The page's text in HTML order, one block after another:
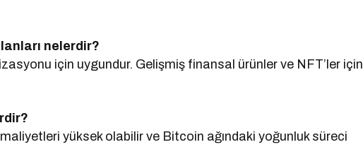
nelerdir?
için uygundur. Gelişmiş finansal ürünler ve NFT’ler için
yüksek olabilir ve Bitcoin ağındaki yoğunluk süreci